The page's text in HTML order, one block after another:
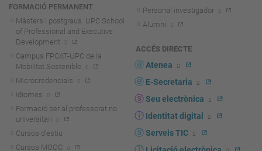
FORMACIÓ PERMANENT
Màsters i postgraus. UPC School
of Professional and Executive
Development
Campus FPCAT-UPC de la
Mobilitat Sostenible
Microcredencials
Idiomes
Formació per al professorat no
universitari
Cursos d'estiu
Cursos MOOC
Personal investigador
Alumni
ACCÉS DIRECTE
Atenea
E-Secretaria
Seu electrònica
Identitat digital
Serveis TIC